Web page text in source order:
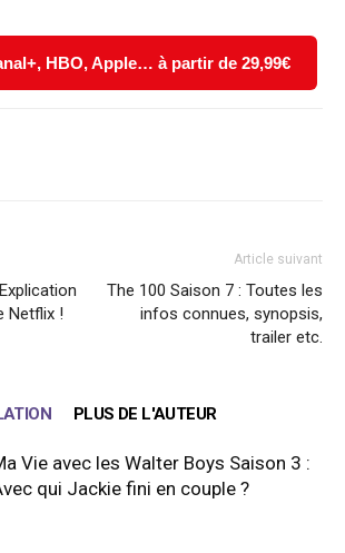
HBO, Apple… à partir de 29,99€
Netflix !
Article suivant
The 100 Saison 7 : Toutes les
infos connues, synopsis,
trailer etc.
PLUS DE L'AUTEUR
Vie avec les Walter Boys Saison 3 :
qui Jackie fini en couple ?